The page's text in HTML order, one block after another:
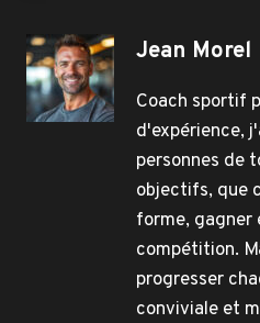
Jean Morel
Coach sportif
d'expérience,
personnes de
objectifs, que
forme, gagner
compétition.
progresser
conviviale et